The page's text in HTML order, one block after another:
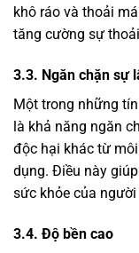
khô ráo và thoải
tăng cường sự
3.3. Ngăn chặn sự
Một trong những
là khả năng ngăn
độc hại khác từ
dụng. Điều này
sức khỏe của
3.4. Độ bền cao